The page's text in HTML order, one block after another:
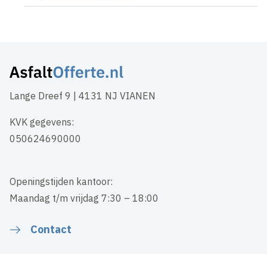
Lange Dreef 9 | 4131 NJ VIANEN
KVK gegevens:
050624690000
Openingstijden kantoor:
Maandag t/m vrijdag 7:30 – 18:00
Contact